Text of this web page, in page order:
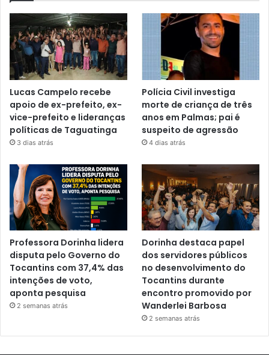
Lucas Campelo recebe
apoio de ex-prefeito, ex-
vice-prefeito e lideranças
políticas de Taguatinga
3 dias atrás
Polícia Civil investiga
morte de criança de três
anos em Palmas; pai é
suspeito de agressão
4 dias atrás
Professora Dorinha lidera
disputa pelo Governo do
Tocantins com 37,4% das
intenções de voto,
aponta pesquisa
2 semanas atrás
Dorinha destaca papel
dos servidores públicos
no desenvolvimento do
Tocantins durante
encontro promovido por
Wanderlei Barbosa
2 semanas atrás